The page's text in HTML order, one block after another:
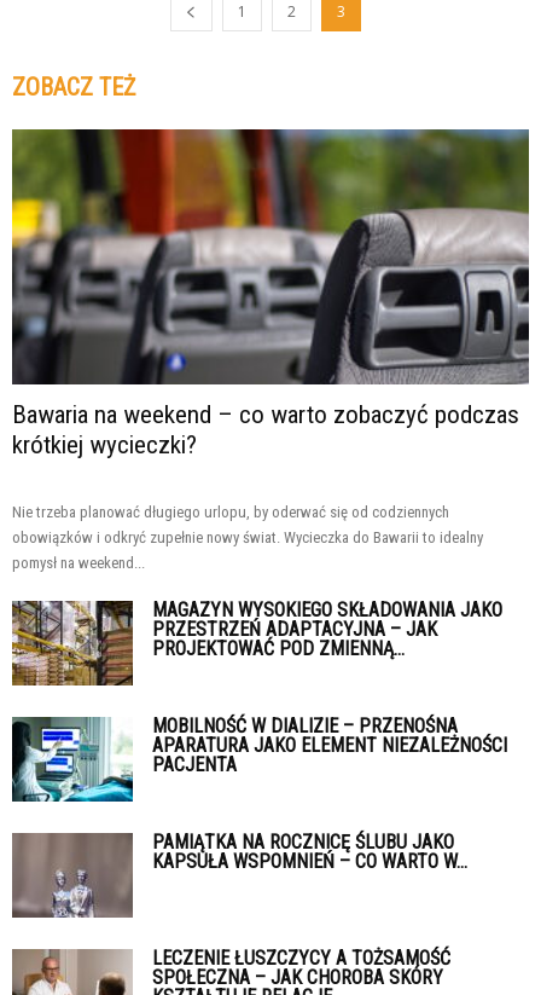
1 2 3
ZOBACZ TEŻ
Bawaria na weekend – co warto zobaczyć podczas
krótkiej wycieczki?
Nie trzeba planować długiego urlopu, by oderwać się od codziennych
obowiązków i odkryć zupełnie nowy świat. Wycieczka do Bawarii to idealny
pomysł na weekend...
MAGAZYN WYSOKIEGO SKŁADOWANIA JAKO
PRZESTRZEŃ ADAPTACYJNA – JAK
PROJEKTOWAĆ POD ZMIENNĄ...
MOBILNOŚĆ W DIALIZIE – PRZENOŚNA
APARATURA JAKO ELEMENT NIEZALEŻNOŚCI
PACJENTA
PAMIĄTKA NA ROCZNICĘ ŚLUBU JAKO
KAPSUŁA WSPOMNIEŃ – CO WARTO W...
LECZENIE ŁUSZCZYCY A TOŻSAMOŚĆ
SPOŁECZNA – JAK CHOROBA SKÓRY